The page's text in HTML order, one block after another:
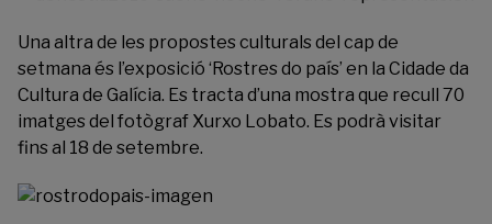
Una altra de les propostes culturals del cap de
setmana és l’exposició ‘Rostres do país’ en la Cidade da
Cultura de Galícia. Es tracta d’una mostra que recull 70
imatges del fotògraf Xurxo Lobato. Es podrà visitar
fins al 18 de setembre.